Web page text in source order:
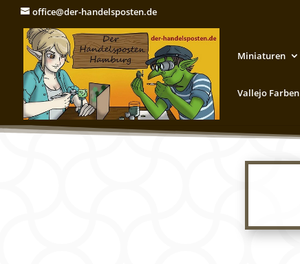
office@der-handelsposten.de
Miniaturen
Vallejo Farben